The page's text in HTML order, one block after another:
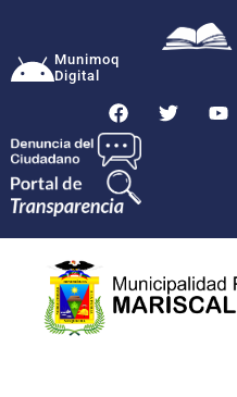
Munimoq
Digital